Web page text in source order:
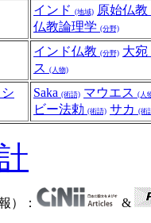
インド (地域) 原始仏教
仏教論理学 (分野)
インド仏教 (分野) 大宛
ス (人物)
Saka (術語) マウエス (人
ビー法勅 (術語) サカ (術
）： &